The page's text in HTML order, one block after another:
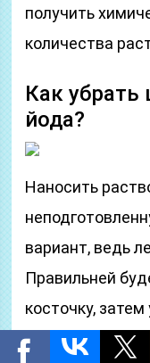
получить
количества
Как
йода?
Наносить
вариант, ведь
Правильней
косточку,
кожи (при